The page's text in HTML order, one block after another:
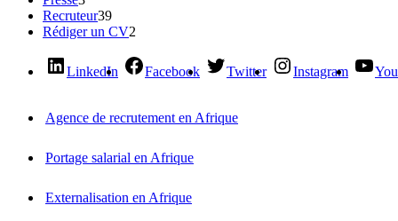
Recruteur39
Rédiger un CV2
LinkedIn Facebook Twitter Instagram
Agence de recrutement en Afrique
Portage salarial en Afrique
Externalisation en Afrique